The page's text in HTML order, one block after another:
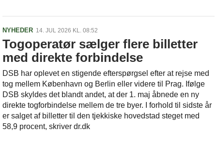
NYHEDER 14. JUL 2026 KL. 08:52
Togoperatør sælger flere billetter
med direkte forbindelse
DSB har oplevet en stigende efterspørgsel efter at rejse med
tog mellem København og Berlin eller videre til Prag. Ifølge
DSB skyldes det blandt andet, at der 1. maj åbnede en ny
direkte togforbindelse mellem de tre byer. I forhold til sidste år
er salget af billetter til den tjekkiske hovedstad steget med
58,9 procent, skriver dr.dk